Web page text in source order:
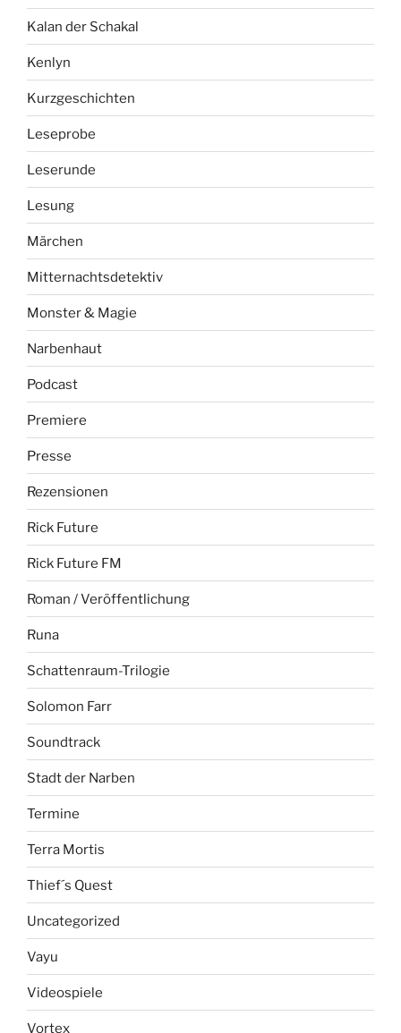
Kalan der Schakal
Kenlyn
Kurzgeschichten
Leseprobe
Leserunde
Lesung
Märchen
Mitternachtsdetektiv
Monster & Magie
Narbenhaut
Podcast
Premiere
Presse
Rezensionen
Rick Future
Rick Future FM
Roman / Veröffentlichung
Runa
Schattenraum-Trilogie
Solomon Farr
Soundtrack
Stadt der Narben
Termine
Terra Mortis
Thief´s Quest
Uncategorized
Vayu
Videospiele
Vortex